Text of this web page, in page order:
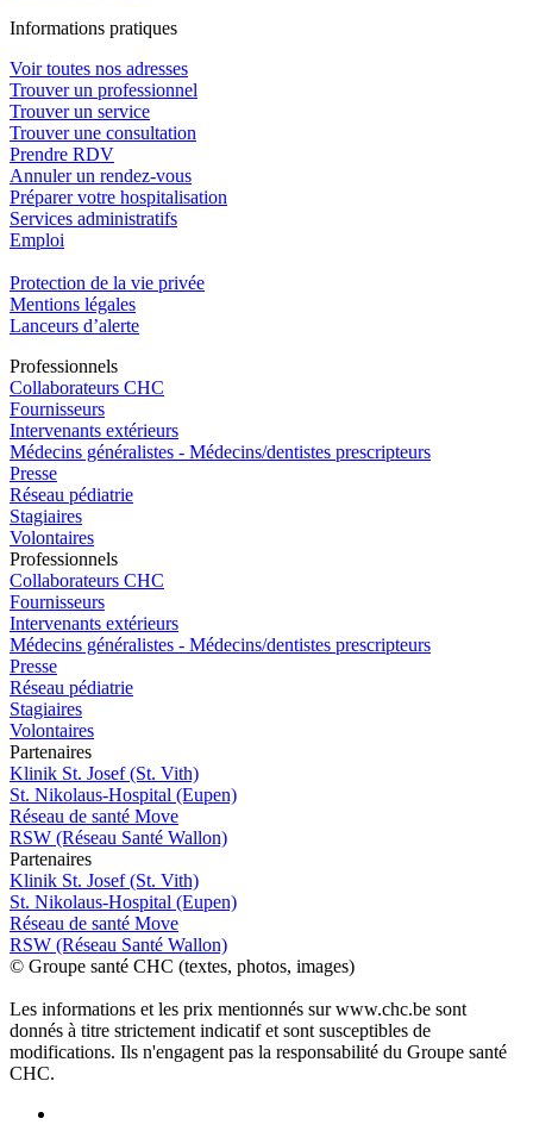
Informations pratiques
Voir toutes nos adresses
Trouver un professionnel
Trouver un service
Trouver une consultation
Prendre RDV
Annuler un rendez-vous
Préparer votre hospitalisation
Services administratifs
Emploi​
Protection de la vie privée
Mentions légales
Lanceurs d’alerte
Professionnels
Collaborateurs CHC
Fournisseurs
Intervenants extérieurs
Médecins généralistes - Médecins/dentistes prescripteurs
Presse
Réseau pédiatrie
Stagiaires
Volontaires
Professionnels
Collaborateurs CHC
Fournisseurs
Intervenants extérieurs
Médecins généralistes - Médecins/dentistes prescripteurs
Presse
Réseau pédiatrie
Stagiaires
Volontaires
Partenaires
Klinik St. Josef (St. Vith)
St. Nikolaus-Hospital (Eupen)
Réseau de santé Move
RSW (Réseau Santé Wallon)
Partenaires
Klinik St. Josef (St. Vith)
St. Nikolaus-Hospital (Eupen)
Réseau de santé Move
RSW (Réseau Santé Wallon)
© Groupe santé CHC (textes, photos, images)
Les informations et les prix mentionnés sur www.chc.be sont
donnés à titre strictement indicatif et sont susceptibles de
modifications. Ils n'engagent pas la responsabilité du Groupe santé
CHC.